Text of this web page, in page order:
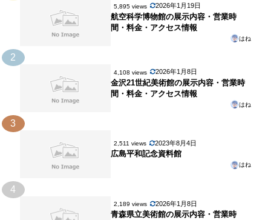
5,895 views 2026年1月19日
航空科学博物館の展示内容・営業時
間・料金・アクセス情報
はね
2
4,108 views 2026年1月8日
金沢21世紀美術館の展示内容・営業時
間・料金・アクセス情報
はね
3
2,511 views 2023年8月4日
広島平和記念資料館
はね
4
2,189 views 2026年1月8日
青森県立美術館の展示内容・営業時